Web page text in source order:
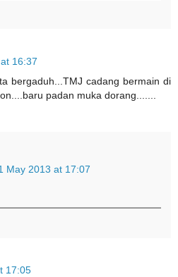
16:37
bergaduh...TMJ cadang bermain di
padan muka dorang.......
May 2013 at 17:07
17:05